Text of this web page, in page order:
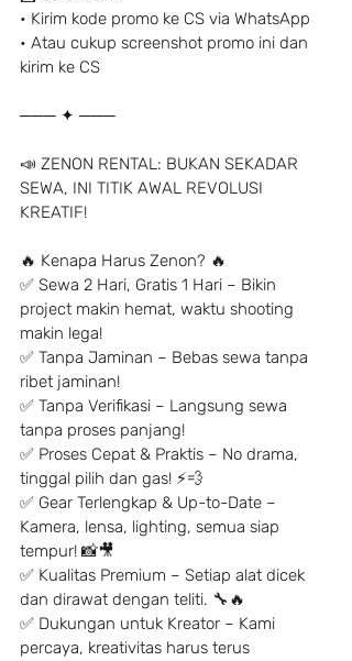
• Kirim kode promo ke CS via WhatsApp
• Atau cukup screenshot promo ini dan
kirim ke CS
─── ✦ ───
📣 ZENON RENTAL: BUKAN SEKADAR
SEWA, INI TITIK AWAL REVOLUSI
KREATIF!
🔥 Kenapa Harus Zenon? 🔥
✅ Sewa 2 Hari, Gratis 1 Hari – Bikin
project makin hemat, waktu shooting
makin lega!
✅ Tanpa Jaminan – Bebas sewa tanpa
ribet jaminan!
✅ Tanpa Verifikasi – Langsung sewa
tanpa proses panjang!
✅ Proses Cepat & Praktis – No drama,
tinggal pilih dan gas! ⚡️💨
✅ Gear Terlengkap & Up-to-Date –
Kamera, lensa, lighting, semua siap
tempur! 📸🎥
✅ Kualitas Premium – Setiap alat dicek
dan dirawat dengan teliti. 🔧🔥
✅ Dukungan untuk Kreator – Kami
percaya, kreativitas harus terus